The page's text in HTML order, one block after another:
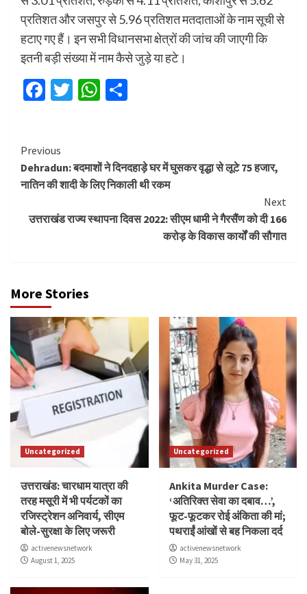
प्रतिशत और जसपुर से 5.96 प्रतिशत मतदाताओं के नाम सूची से
हटाए गए हैं। इन सभी विधानसभा क्षेत्रों की जांच की जाएगी कि
इतनी बड़ी संख्या में नाम कैसे जुड़े या हटे।
Facebook
TwitterWhatsApp
Continue
Reading
Previous
Dehradun: बदमाशों ने दिनदहाड़े घर में घुसकर वृद्धा से लूटे 75 हजार,
नातिन की शादी के लिए निकाली थी रकम
Next
उत्तराखंड राज्य स्थापना दिवस 2022: सीएम धामी ने गैरसैंण को दी 166
करोड़ के विकास कार्यों की सौगात
More Stories
Uncategorized
उत्तराखंड: चारधाम यात्रा की
तरह मसूरी में भी पर्यटकों का
रजिस्ट्रेशन अनिवार्य, सीएम
बोले-सुरक्षा के लिए जरूरी
activenewsnetwork
August 1, 2025
Uncategorized
Ankita Murder Case:
‘अतिरिक्त सेवा का दबाव…’,
फूट-फूटकर रोई अंकिता की मां;
पथराईं आंखों से बह निकला दर्द
activenewsnetwork
May 31, 2025